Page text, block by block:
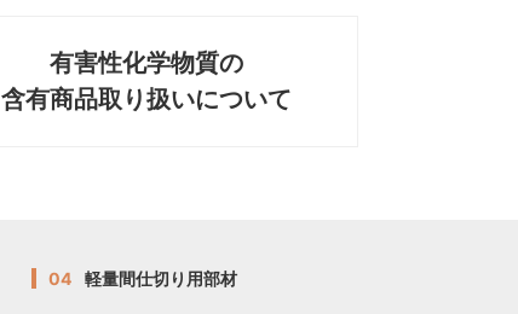
有害性化学物質の
含有商品取り扱いについて
04 軽量間仕切り用部材